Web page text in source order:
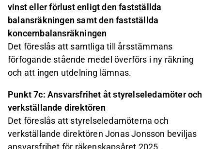
vinst eller förlust enligt den fastställda
balansräkningen samt den fastställda
koncernbalansräkningen
Det föreslås att samtliga till årsstämmans
förfogande stående medel överförs i ny räkning
och att ingen utdelning lämnas.
Punkt 7c: Ansvarsfrihet åt styrelseledamöter och
verkställande direktören
Det föreslås att styrelseledamöterna och
verkställande direktören Jonas Jonsson beviljas
ansvarsfrihet för räkenskapsåret 2025.